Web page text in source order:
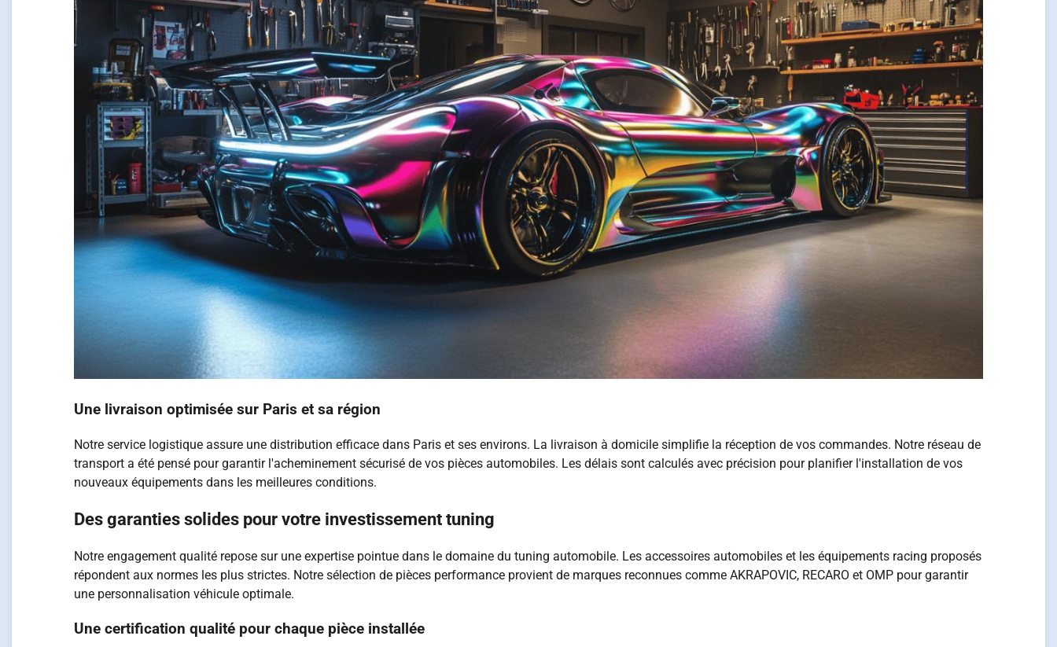
Une livraison optimisée sur Paris et sa région
Notre service logistique assure une distribution efficace dans Paris et ses environs. La livraison à domicile simplifie la réception de vos commandes. Notre réseau de
transport a été pensé pour garantir l'acheminement sécurisé de vos pièces automobiles. Les délais sont calculés avec précision pour planifier l'installation de vos
nouveaux équipements dans les meilleures conditions.
Des garanties solides pour votre investissement tuning
Notre engagement qualité repose sur une expertise pointue dans le domaine du tuning automobile. Les accessoires automobiles et les équipements racing proposés
répondent aux normes les plus strictes. Notre sélection de pièces performance provient de marques reconnues comme AKRAPOVIC, RECARO et OMP pour garantir
une personnalisation véhicule optimale.
Une certification qualité pour chaque pièce installée